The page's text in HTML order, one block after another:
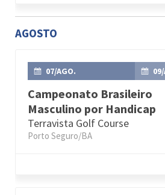
AGOSTO
07/AGO.
Campeonato Brasileiro
Masculino por Handicap
Terravista Golf Course
Porto Seguro/BA